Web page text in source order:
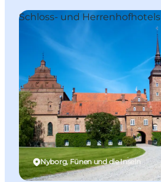
Nyborg, Fünen und die Inseln
Schloss- und Herrenhofhotels